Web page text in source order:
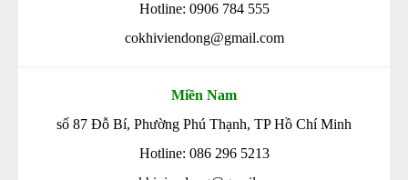
Hotline: 0906 784 555
cokhiviendong@gmail.com
Miền Nam
số 87 Đỗ Bí, Phường Phú Thạnh, TP Hồ Chí Minh
Hotline: 086 296 5213